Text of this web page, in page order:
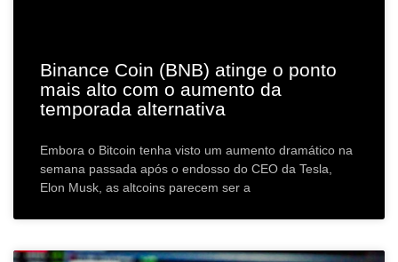
Binance Coin (BNB) atinge o ponto
mais alto com o aumento da
temporada alternativa
Embora o Bitcoin tenha visto um aumento dramático na
semana passada após o endosso do CEO da Tesla,
Elon Musk, as altcoins parecem ser a